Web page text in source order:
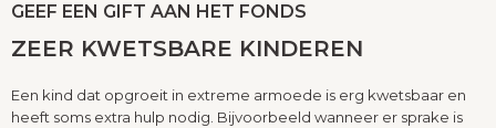
GEEF EEN GIFT AAN HET FONDS
ZEER KWETSBARE KINDEREN
Een kind dat opgroeit in extreme armoede is erg kwetsbaar en
heeft soms extra hulp nodig. Bijvoorbeeld wanneer er sprake is